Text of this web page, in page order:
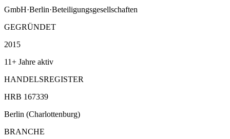
GmbH·Berlin·Beteiligungsgesellschaften
GEGRÜNDET
2015
11+ Jahre aktiv
HANDELSREGISTER
HRB 167339
Berlin (Charlottenburg)
BRANCHE